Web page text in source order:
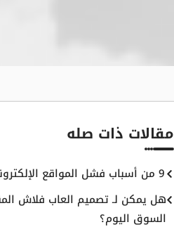
مقالات ذات صله
9 من أسباب فشل المواقع الإلكترونية
هل يمكن لـ تصميم العاب فلاش
السوق اليوم؟